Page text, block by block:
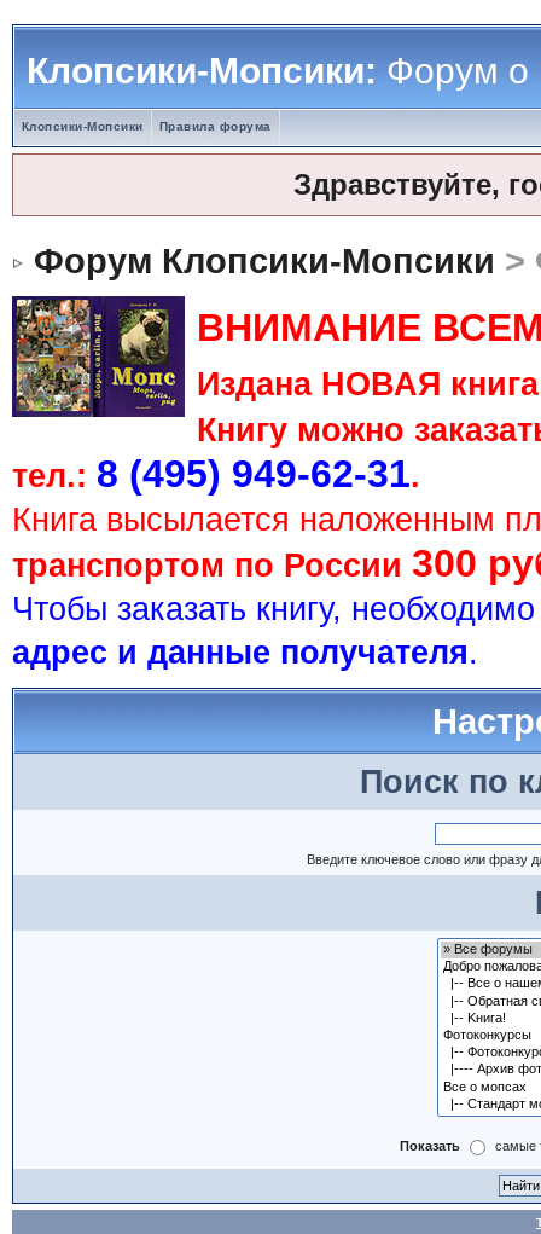
Клопсики-Мопсики:Форум о
Клопсики-Мопсики Правила форума
Здравствуйте,
Форум Клопсики-Мопсики >
ВНИМАНИЕ
Издана НОВАЯ
Книгу можно
тел.: 8 (495) 949-62-31.
Книга высылается наложенным
транспортом по России 300
Чтобы заказать книгу,
адрес и данные получателя.
Поиск по
Введите ключевое слово или фразу
Показать самые